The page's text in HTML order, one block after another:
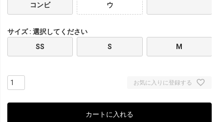
コンビ
ウ
サイズ
選択してください
SS
S M
お気に入りに登録する
カートに入れる